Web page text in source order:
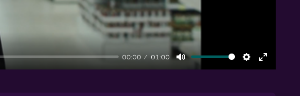
00:00 01:00
Mute Settings
Enter